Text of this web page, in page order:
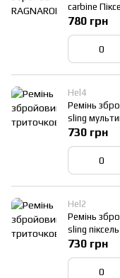
carbine
780 грн
Hel4
Ремінь
sling
730 грн
Hel2
Ремінь
sling піксель
730 грн